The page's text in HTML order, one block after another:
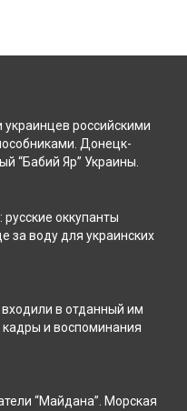
украинцев российскими
Донецк-
“Бабий Яр” Украины.
оккупанты
за воду для украинских
входили в отданный им
и воспоминания
“Майдана”. Морская